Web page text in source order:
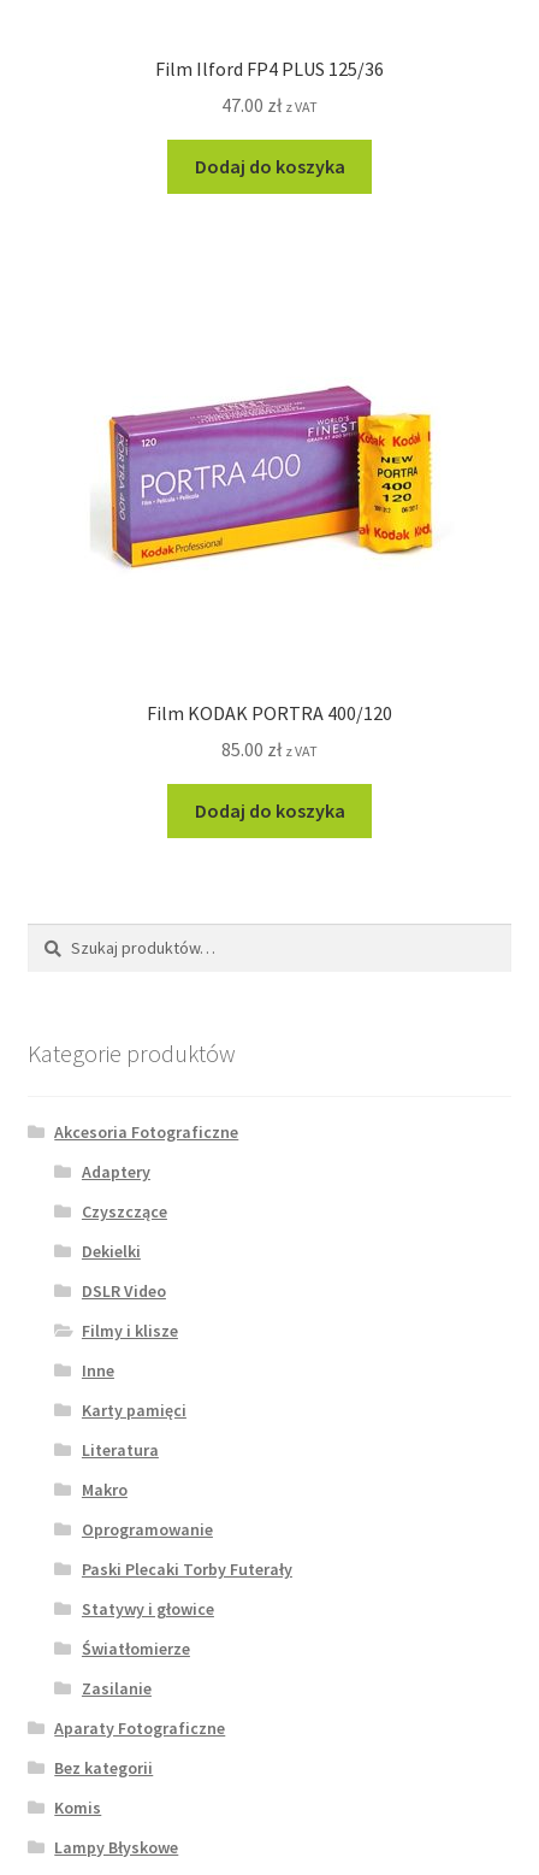
Film Ilford FP4 PLUS 125/36
47.00 zł z VAT
Dodaj do koszyka
Film KODAK PORTRA 400/120
85.00 zł z VAT
Dodaj do koszyka
Szukaj:
Szukaj
Kategorie produktów
Akcesoria Fotograficzne
Adaptery
Czyszczące
Dekielki
DSLR Video
Filmy i klisze
Inne
Karty pamięci
Literatura
Makro
Oprogramowanie
Paski Plecaki Torby Futerały
Statywy i głowice
Światłomierze
Zasilanie
Aparaty Fotograficzne
Bez kategorii
Komis
Lampy Błyskowe